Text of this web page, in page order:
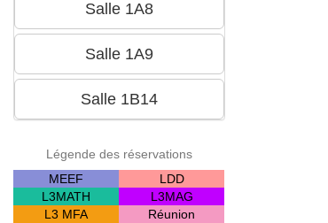
Légende des réservations
MEEF
LDD
L3MATH
L3MAG
L3 MFA
Réunion